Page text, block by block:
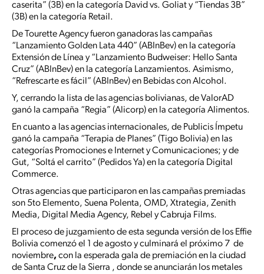
caserita” (3B) en la categoría David vs. Goliat y “Tiendas 3B”
(3B) en la categoría Retail.
De Tourette Agency fueron ganadoras las campañas
“Lanzamiento Golden Lata 440” (ABInBev) en la categoría
Extensión de Línea y “Lanzamiento Budweiser: Hello Santa
Cruz” (ABInBev) en la categoría Lanzamientos. Asimismo,
“Refrescarte es fácil” (ABInBev) en Bebidas con Alcohol.
Y, cerrando la lista de las agencias bolivianas, de ValorAD
ganó la campaña “Regia” (Alicorp) en la categoría Alimentos.
En cuanto a las agencias internacionales, de Publicis Ímpetu
ganó la campaña “Terapia de Planes” (Tigo Bolivia) en las
categorías Promociones e Internet y Comunicaciones; y de
Gut, “Soltá el carrito” (Pedidos Ya) en la categoría Digital
Commerce.
Otras agencias que participaron en las campañas premiadas
son 5to Elemento, Suena Polenta, OMD, Xtrategia, Zenith
Media, Digital Media Agency, Rebel y Cabruja Films.
El proceso de juzgamiento de esta segunda versión de los Effie
Bolivia comenzó el 1 de agosto y culminará el próximo 7 de
noviembre, con la esperada gala de premiación en la ciudad
de Santa Cruz de la Sierra , donde se anunciarán los metales